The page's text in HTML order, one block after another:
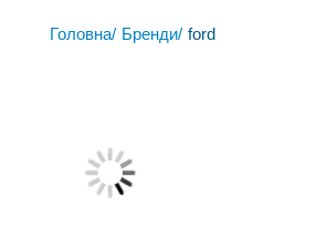
Головна/ Бренди/ ford